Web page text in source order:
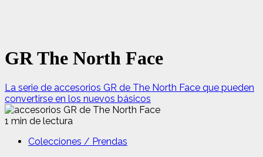
GR The North Face
La serie de accesorios GR de The North Face que pueden
convertirse en los nuevos básicos
1 min de lectura
Colecciones / Prendas